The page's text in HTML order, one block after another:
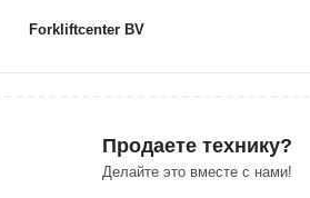
Forkliftcenter BV
Продаете технику?
Делайте это вместе с нами!